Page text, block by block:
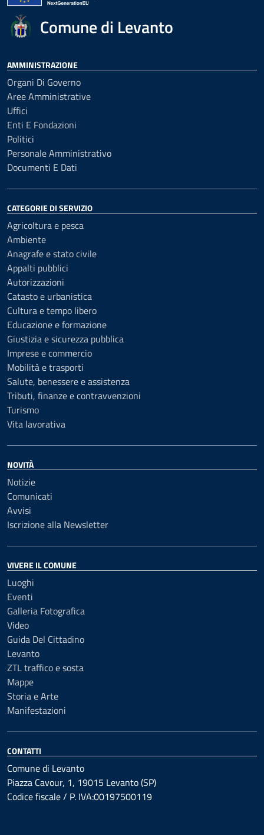
Comune di Levanto
AMMINISTRAZIONE
Organi Di Governo
Aree Amministrative
Uffici
Enti E Fondazioni
Politici
Personale Amministrativo
Documenti E Dati
CATEGORIE DI SERVIZIO
Agricoltura e pesca
Ambiente
Anagrafe e stato civile
Appalti pubblici
Autorizzazioni
Catasto e urbanistica
Cultura e tempo libero
Educazione e formazione
Giustizia e sicurezza pubblica
Imprese e commercio
Mobilità e trasporti
Salute, benessere e assistenza
Tributi, finanze e contravvenzioni
Turismo
Vita lavorativa
NOVITÀ
Notizie
Comunicati
Avvisi
Iscrizione alla Newsletter
VIVERE IL COMUNE
Luoghi
Eventi
Galleria Fotografica
Video
Guida Del Cittadino
Levanto
ZTL traffico e sosta
Mappe
Storia e Arte
Manifestazioni
CONTATTI
Comune di Levanto
Piazza Cavour, 1, 19015 Levanto (SP)
Codice fiscale / P. IVA:00197500119